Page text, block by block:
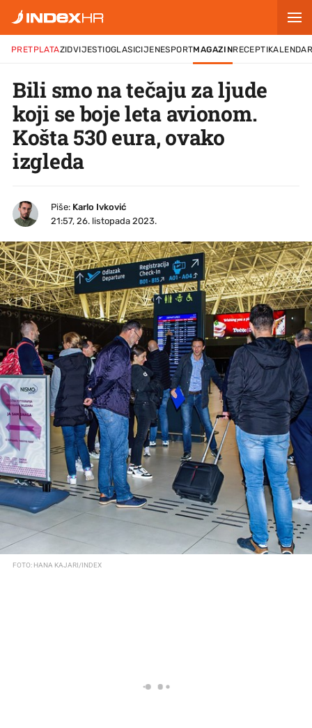
PRETPLATAZIDVIJESTIOGLASICIJENESPORTMAGAZINRECEPTI
Bili smo na tečaju za ljude
koji se boje leta avionom.
Košta 530 eura, ovako
izgleda
Piše: Karlo Ivković
21:57, 26. listopada 2023.
FOTO: HANA KAJARI/INDEX